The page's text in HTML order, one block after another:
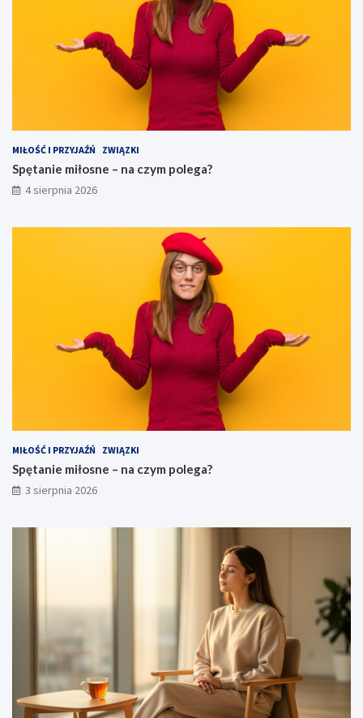
MIŁOŚĆ I PRZYJAŹŃ ZWIĄZKI
Spętanie miłosne – na czym polega?
4 sierpnia 2026
MIŁOŚĆ I PRZYJAŹŃ ZWIĄZKI
Spętanie miłosne – na czym polega?
3 sierpnia 2026